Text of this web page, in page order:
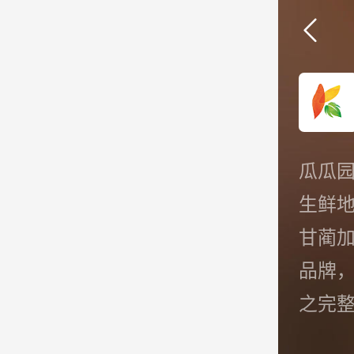
瓜瓜
生鲜
甘蔺
品牌
之完